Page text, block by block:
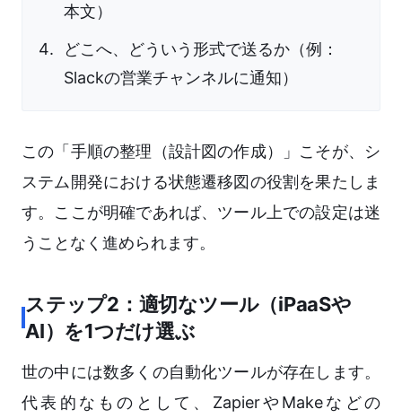
本文）
どこへ、どういう形式で送るか（例：
Slackの営業チャンネルに通知）
この「手順の整理（設計図の作成）」こそが、シ
ステム開発における状態遷移図の役割を果たしま
す。ここが明確であれば、ツール上での設定は迷
うことなく進められます。
ステップ2：適切なツール（iPaaSや
AI）を1つだけ選ぶ
世の中には数多くの自動化ツールが存在します。
代表的なものとして、ZapierやMakeなどの